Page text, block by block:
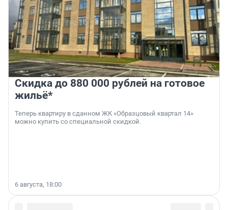
Скидка до 880 000 рублей на готовое
жильё*
Теперь квартиру в сданном ЖК «Образцовый квартал 14»
можно купить со специальной скидкой.
6 августа, 18:00